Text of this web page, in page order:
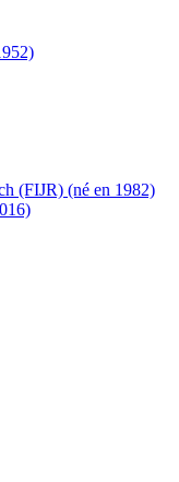
(FIJR) (né en 1982)